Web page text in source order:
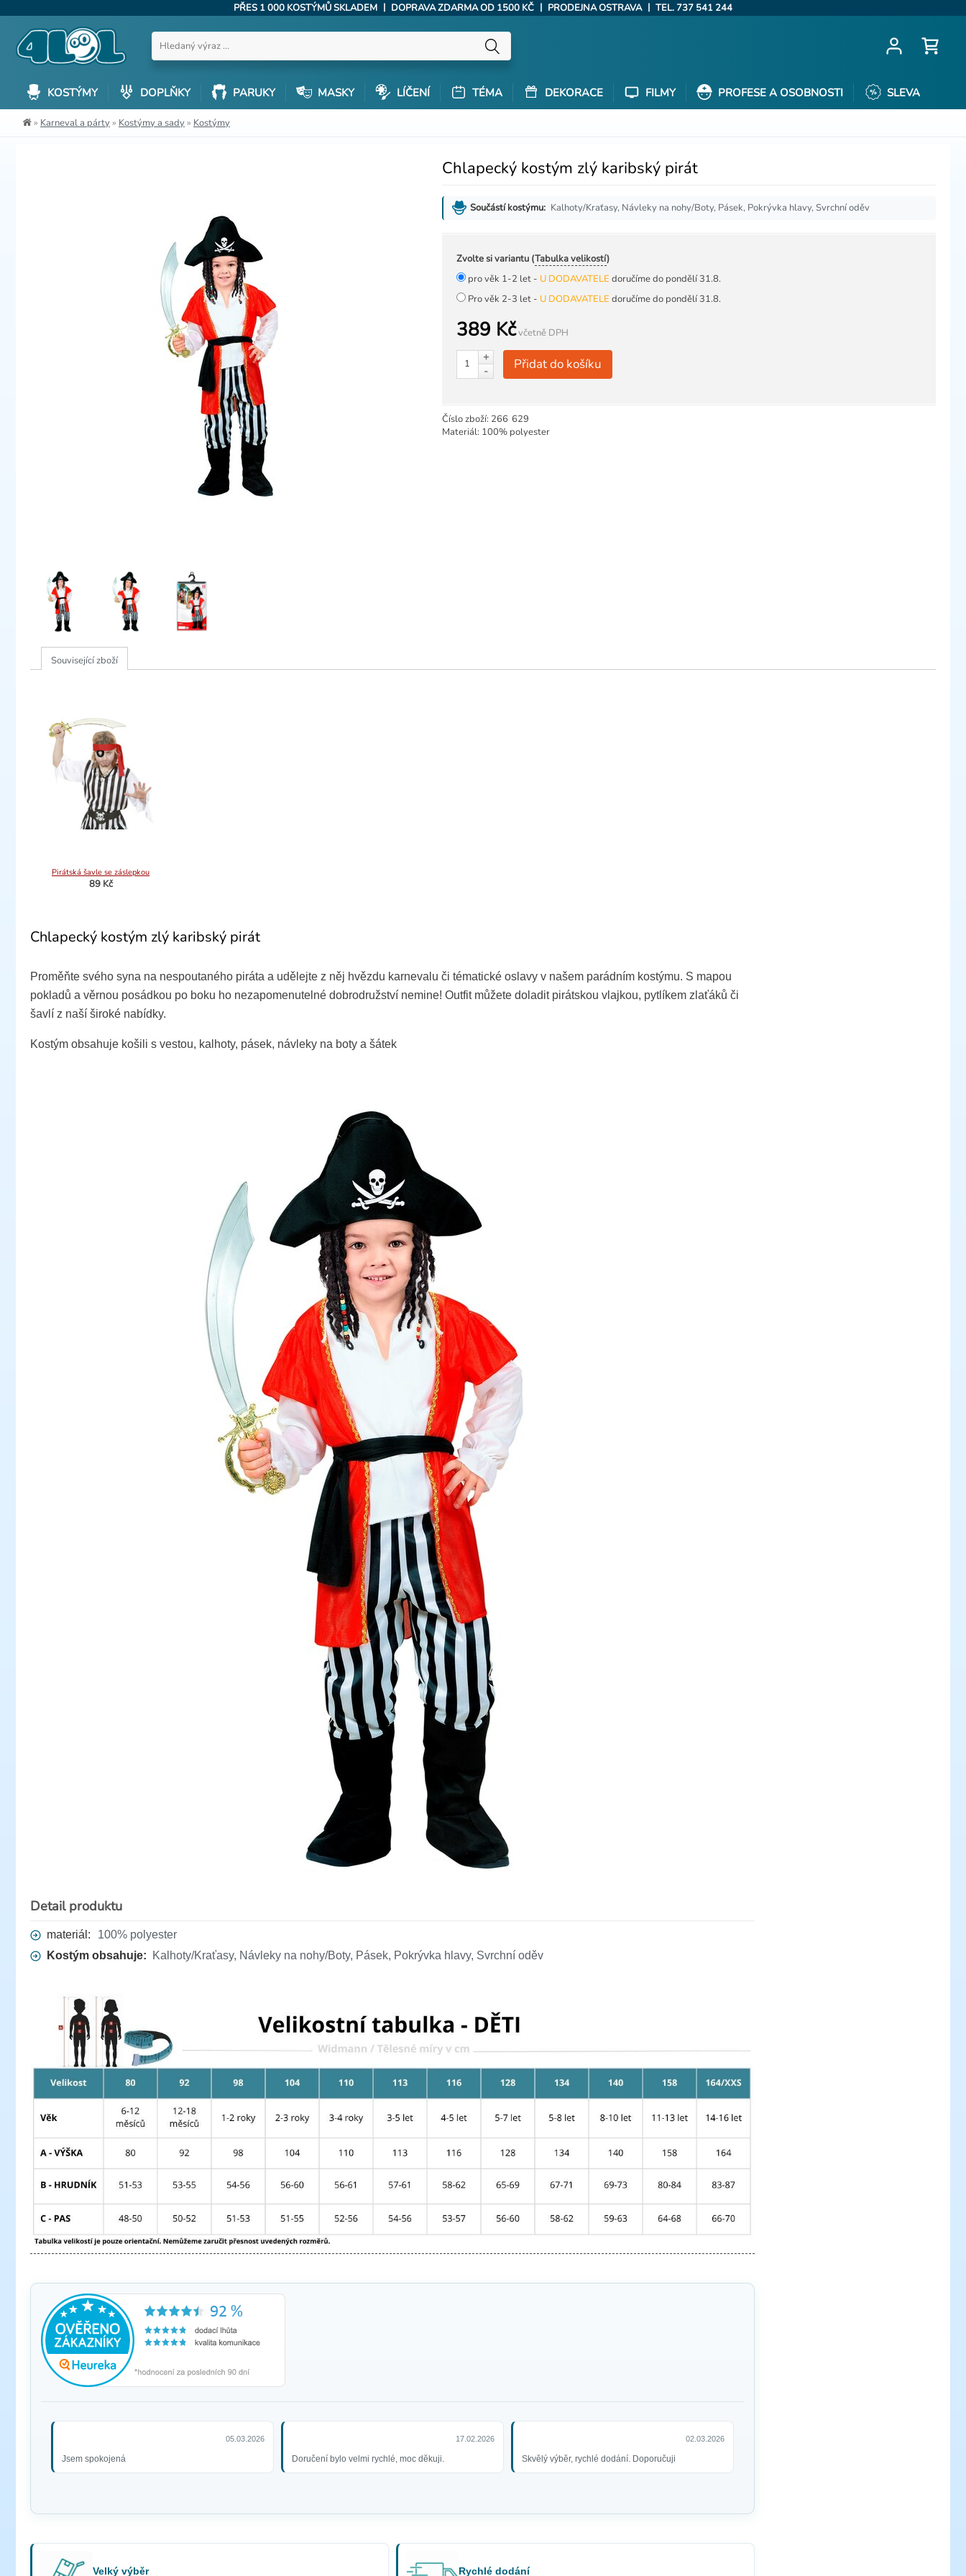
PŘES 1 000 KOSTÝMŮ SKLADEM | DOPRAVA ZDARMA OD 1500 KČ | PRODEJNA OSTRAVA | TEL. 737 541 244
KOSTÝMY DOPLŇKY PARUKY MASKY LÍČENÍ TÉMA DEKORACE FILMY PROFESE A OSOBNOSTI SLEVA
» Karneval a párty » Kostýmy a sady » Kostýmy
Chlapecký kostým zlý karibský pirát
Součástí kostýmu: Kalhoty/Kraťasy, Návleky na nohy/Boty, Pásek, Pokrývka hlavy, Svrchní oděv
Zvolte si variantu (Tabulka velikostí)
pro věk 1-2 let - U DODAVATELEdoručíme do pondělí 31.8.
Pro věk 2-3 let - U DODAVATELEdoručíme do pondělí 31.8.
389 Kčvčetně DPH
+
-
Přidat do košíku
Číslo zboží: 266 629
Materiál: 100% polyester
Související zboží
Pirátská šavle se záslepkou
89 Kč
Chlapecký kostým zlý karibský pirát
Proměňte svého syna na nespoutaného piráta a udělejte z něj hvězdu karnevalu či tématické oslavy v našem parádním kostýmu. S mapou
pokladů a věrnou posádkou po boku ho nezapomenutelné dobrodružství nemine! Outfit můžete doladit pirátskou vlajkou, pytlíkem zlaťáků či
šavlí z naší široké nabídky.
Kostým obsahuje košili s vestou, kalhoty, pásek, návleky na boty a šátek
Detail produktu
materiál:
100% polyester
Kostým obsahuje:
Kalhoty/Kraťasy, Návleky na nohy/Boty, Pásek, Pokrývka hlavy, Svrchní oděv
05.03.2026
Jsem spokojená
17.02.2026
Doručení bylo velmi rychlé, moc děkuji.
02.03.2026
Skvělý výběr, rychlé dodání. Doporučuji
Velký výběr Rychlé dodání